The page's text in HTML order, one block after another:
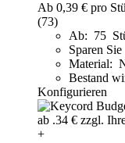
Ab 0,39 € pro
(73)
Ab: 75
Sparen
Material:
Bestand
Konfigurieren
+